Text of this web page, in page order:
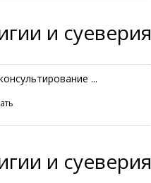
и суеверия
...
и суеверия